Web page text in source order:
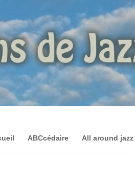
ABCcédaire All around jazz